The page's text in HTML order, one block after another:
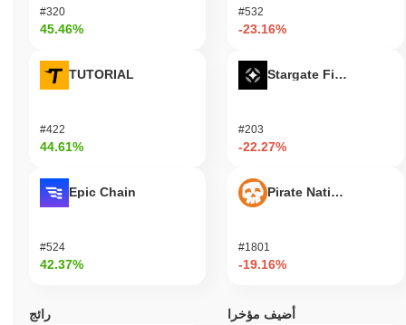
#320
45.46%
TUTORIAL
#422
44.61%
Epic Chain
#524
42.37%
#532
-23.16%
Stargate Finance
#203
-22.27%
Pirate Nation Token
#1801
-19.16%
رائج أضيف مؤخرا